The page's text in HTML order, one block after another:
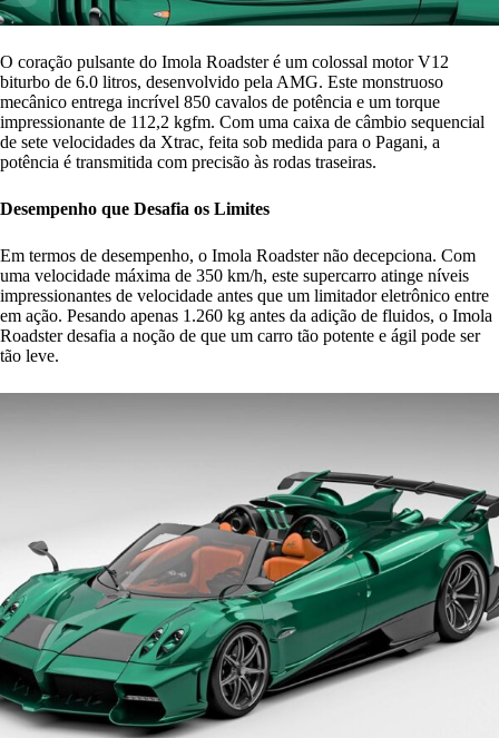
O coração pulsante do Imola Roadster é um colossal motor V12
biturbo de 6.0 litros, desenvolvido pela AMG. Este monstruoso
mecânico entrega incrível 850 cavalos de potência e um torque
impressionante de 112,2 kgfm. Com uma caixa de câmbio sequencial
de sete velocidades da Xtrac, feita sob medida para o Pagani, a
potência é transmitida com precisão às rodas traseiras.
Desempenho que Desafia os Limites
Em termos de desempenho, o Imola Roadster não decepciona. Com
uma velocidade máxima de 350 km/h, este supercarro atinge níveis
impressionantes de velocidade antes que um limitador eletrônico entre
em ação. Pesando apenas 1.260 kg antes da adição de fluidos, o Imola
Roadster desafia a noção de que um carro tão potente e ágil pode ser
tão leve.